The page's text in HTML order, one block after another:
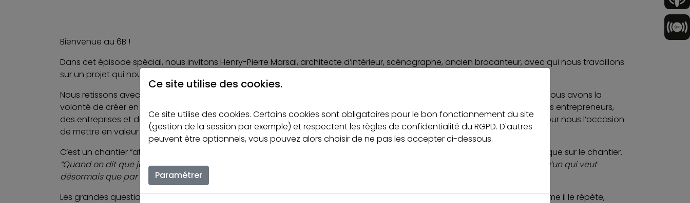
Bienvenue au 6B !
Dans cet épisode spécial, nous invitons Henry-Pierre Marsal, architecte d’intérieur, scénographe, ancien brocanteur, avec qui nous travaillons
sur un projet qui nous tient particulièrement à coeur : le 6B.
Nous retissons avec lui la rénovation de ce lieu qui donnera soin aux femmes, aux hommes et aux organisations. En effet, nous avons la
volonté de créer en plein coeur de Lyon, un espace de travail partagé, apaisant, ressourçant et inspirant pour accueillir des entrepreneurs,
des entreprises et des thérapeutes. Nous vous dévoilons ce projet en gestation depuis plusieurs mois mais c’est surtout pour nous l’occasion
de mettre en valeur le travail incroyable de Henry-Pierre qui dirige la rénovation du lieu.
C’est un chantier “atypique” comme il le nomme, qui se veut “exemplaire”. Henry-Pierre porte un regard organique et holistique sur le chantier.
“Quand on dit que je suis décorateur, je suis un metteur en scène d’espaces de travail ou de vie mais je suis aussi quelqu’un qui veut
désormais que par principe, chaque euro investi ne soit pas une pollution.”
Les grandes questions qui portent Henry-Pierre dans son travail : pourquoi construit-on ? pour qui construit-on ? Car, comme il le répète,
Ce site utilise des cookies.
Ce site utilise des cookies. Certains cookies sont obligatoires pour le bon fonctionnement du site
(gestion de la session par exemple) et respectent les règles de confidentialité du RGPD. D'autres
peuvent être optionnels, vous pouvez alors choisir de ne pas les accepter ci-dessous.
Paramétrer